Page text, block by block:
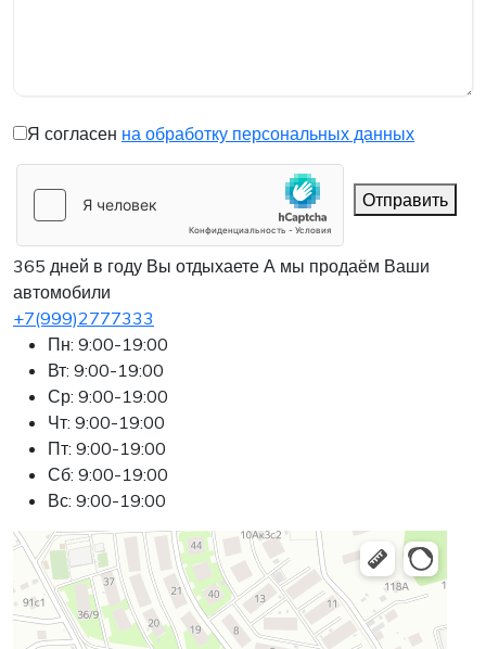
Я согласен на обработку персональных данных
Отправить
365 дней в году Вы отдыхаете А мы продаём Ваши
автомобили
+7(999)2777333
Пн: 9:00-19:00
Вт: 9:00-19:00
Ср: 9:00-19:00
Чт: 9:00-19:00
Пт: 9:00-19:00
Сб: 9:00-19:00
Вс: 9:00-19:00